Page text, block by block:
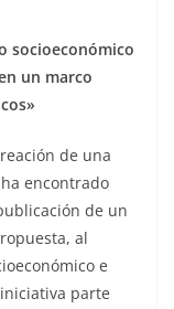
socioeconómico
un marco
de una
encontrado
de un
al
e
parte